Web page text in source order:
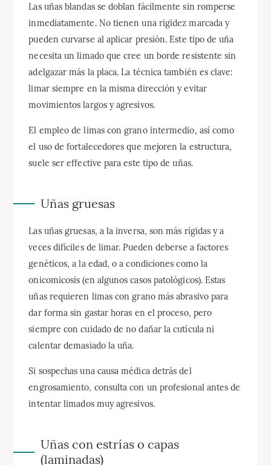
Las uñas blandas se doblan fácilmente sin romperse
inmediatamente. No tienen una rigidez marcada y
pueden curvarse al aplicar presión. Este tipo de uña
necesita un limado que cree un borde resistente sin
adelgazar más la placa. La técnica también es clave:
limar siempre en la misma dirección y evitar
movimientos largos y agresivos.
El empleo de limas con grano intermedio, así como
el uso de fortalecedores que mejoren la estructura,
suele ser effective para este tipo de uñas.
Uñas gruesas
Las uñas gruesas, a la inversa, son más rígidas y a
veces difíciles de limar. Pueden deberse a factores
genéticos, a la edad, o a condiciones como la
onicomicosis (en algunos casos patológicos). Estas
uñas requieren limas con grano más abrasivo para
dar forma sin gastar horas en el proceso, pero
siempre con cuidado de no dañar la cutícula ni
calentar demasiado la uña.
Si sospechas una causa médica detrás del
engrosamiento, consulta con un profesional antes de
intentar limados muy agresivos.
Uñas con estrías o capas
(laminadas)